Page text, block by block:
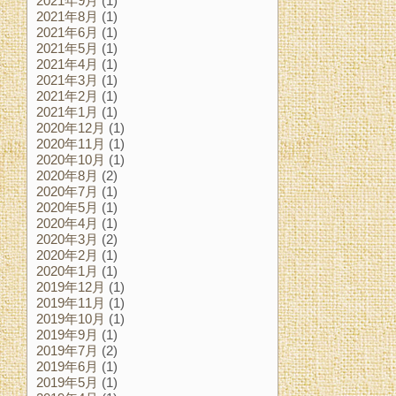
2021年8月 (1)
2021年6月 (1)
2021年5月 (1)
2021年4月 (1)
2021年3月 (1)
2021年2月 (1)
2021年1月 (1)
2020年12月 (1)
2020年11月 (1)
2020年10月 (1)
2020年8月 (2)
2020年7月 (1)
2020年5月 (1)
2020年4月 (1)
2020年3月 (2)
2020年2月 (1)
2020年1月 (1)
2019年12月 (1)
2019年11月 (1)
2019年10月 (1)
2019年9月 (1)
2019年7月 (2)
2019年6月 (1)
2019年5月 (1)